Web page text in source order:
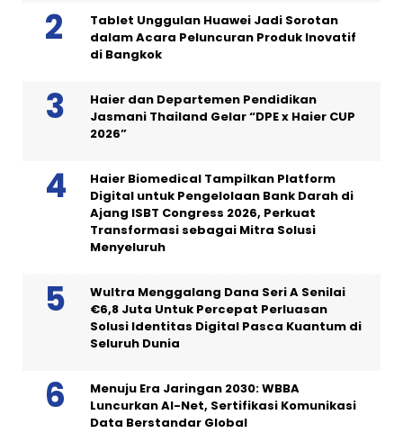
Tablet Unggulan Huawei Jadi Sorotan
dalam Acara Peluncuran Produk Inovatif
di Bangkok
Haier dan Departemen Pendidikan
Jasmani Thailand Gelar “DPE x Haier CUP
2026”
Haier Biomedical Tampilkan Platform
Digital untuk Pengelolaan Bank Darah di
Ajang ISBT Congress 2026, Perkuat
Transformasi sebagai Mitra Solusi
Menyeluruh
Wultra Menggalang Dana Seri A Senilai
€6,8 Juta Untuk Percepat Perluasan
Solusi Identitas Digital Pasca Kuantum di
Seluruh Dunia
Menuju Era Jaringan 2030: WBBA
Luncurkan AI-Net, Sertifikasi Komunikasi
Data Berstandar Global